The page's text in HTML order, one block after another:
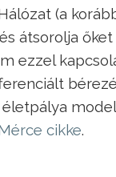
(a
átsorolja őket
ezzel
életpálya
cikke.